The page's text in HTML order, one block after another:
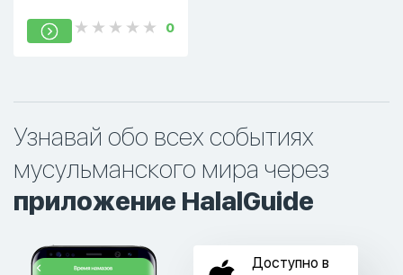
0
Узнавай обо всех событиях
мусульманского мира через
приложение HalalGuide
Доступно в